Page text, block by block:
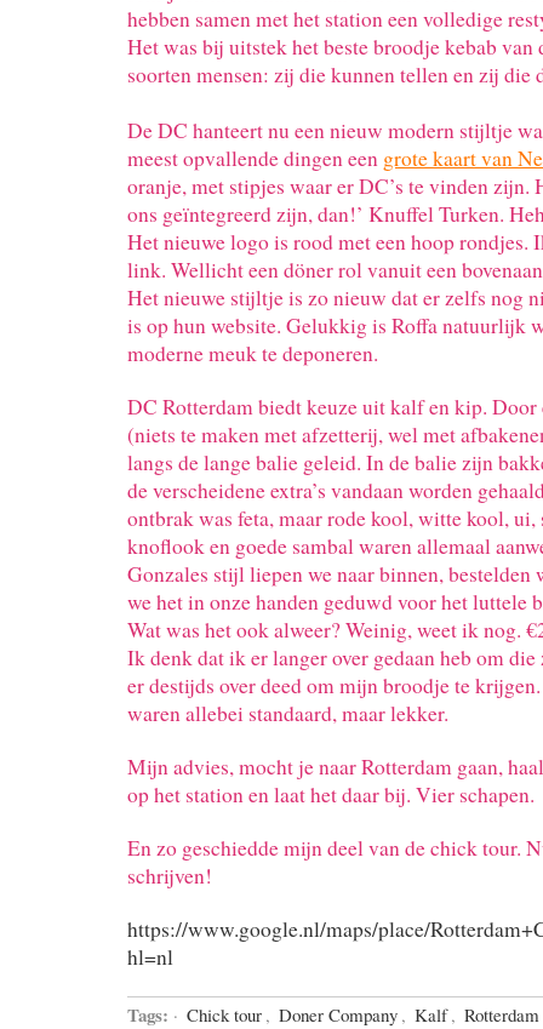
hebben samen met het station een volledige
Het was bij uitstek het beste broodje kebab van
soorten mensen: zij die kunnen tellen en zij die
De DC hanteert nu een nieuw modern stijltje
meest opvallende dingen een grote kaart van
oranje, met stipjes waar er DC’s te vinden zijn.
ons geïntegreerd zijn, dan!’ Knuffel Turken.
Het nieuwe logo is rood met een hoop rondjes.
link. Wellicht een döner rol vanuit een
Het nieuwe stijltje is zo nieuw dat er zelfs nog
is op hun website. Gelukkig is Roffa natuurlijk
moderne meuk te deponeren.
DC Rotterdam biedt keuze uit kalf en kip. Door
(niets te maken met afzetterij, wel met
langs de lange balie geleid. In de balie zijn
de verscheidene extra’s vandaan worden
ontbrak was feta, maar rode kool, witte kool,
knoflook en goede sambal waren allemaal
Gonzales stijl liepen we naar binnen, bestelden
we het in onze handen geduwd voor het
Wat was het ook alweer? Weinig, weet ik nog.
Ik denk dat ik er langer over gedaan heb om
er destijds over deed om mijn broodje te
waren allebei standaard, maar lekker.
Mijn advies, mocht je naar Rotterdam gaan,
op het station en laat het daar bij. Vier schapen.
En zo geschiedde mijn deel van de chick tour.
schrijven!
https://www.google.nl/maps/place/
hl=nl
Tags: · Chick tour , Doner Company , Kalf , Rotterdam